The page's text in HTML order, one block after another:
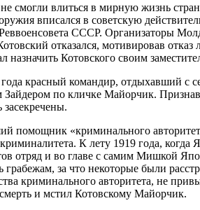
смогли влиться в мирную жизнь
вписался в советскую
СССР. Организаторы
отказался, мотивировав
назначить Котовского своим
красный командир, отдыхавший
по кличке Майорчик. Признав
помощник «криминального
К лету 1919 года,
отряд и во главе с самим Мишкой
за что некоторые были
криминального авторитета, не
и мстил Котовскому Майорчик.